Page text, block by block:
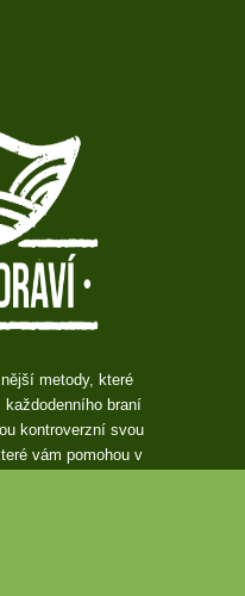
metody, které
braní
kontroverzní svou
vám pomohou v